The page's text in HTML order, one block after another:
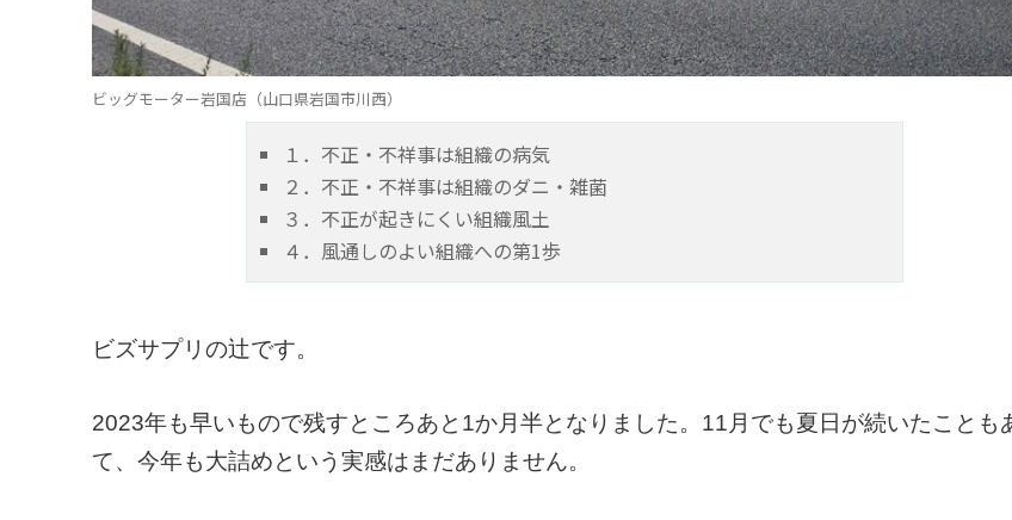
ビッグモーター岩国店（山口県岩国市川西）
１．不正・不祥事は組織の病気
２．不正・不祥事は組織のダニ・雑菌
３．不正が起きにくい組織風土
４．風通しのよい組織への第1歩
ビズサプリの辻です。
2023年も早いもので残すところあと1か月半となりました。11月でも夏日が続いたことも
て、今年も大詰めという実感はまだありません。